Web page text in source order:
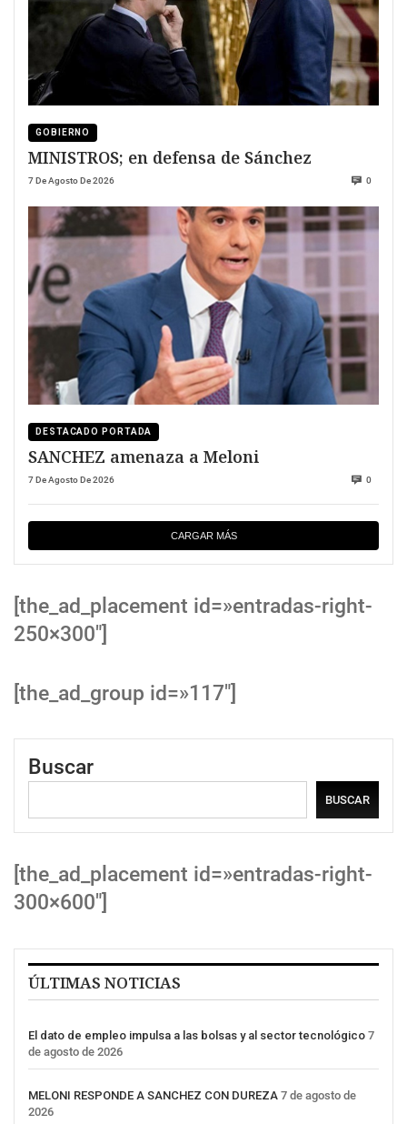
GOBIERNO
MINISTROS; en defensa de Sánchez
7 De Agosto De 2026 0
DESTACADO PORTADA
SANCHEZ amenaza a Meloni
7 De Agosto De 2026 0
CARGAR MÁS
[the_ad_placement id=»entradas-right-
250×300″]
[the_ad_group id=»117″]
Buscar
BUSCAR
[the_ad_placement id=»entradas-right-
300×600″]
ÚLTIMAS NOTICIAS
El dato de empleo impulsa a las bolsas y al sector tecnológico 7
de agosto de 2026
MELONI RESPONDE A SANCHEZ CON DUREZA 7 de agosto de
2026